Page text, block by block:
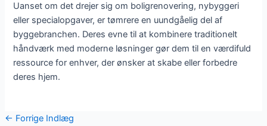
Uanset om det drejer sig om boligrenovering, nybyggeri
eller specialopgaver, er tømrere en uundgåelig del af
byggebranchen. Deres evne til at kombinere traditionelt
håndværk med moderne løsninger gør dem til en værdifuld
ressource for enhver, der ønsker at skabe eller forbedre
deres hjem.
← Forrige Indlæg